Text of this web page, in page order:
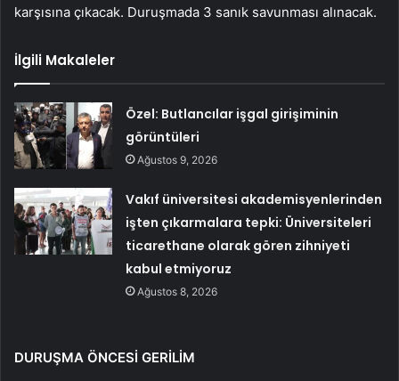
karşısına çıkacak. Duruşmada 3 sanık savunması alınacak.
İlgili Makaleler
Özel: Butlancılar işgal girişiminin
görüntüleri
Ağustos 9, 2026
Vakıf üniversitesi akademisyenlerinden
işten çıkarmalara tepki: Üniversiteleri
ticarethane olarak gören zihniyeti
kabul etmiyoruz
Ağustos 8, 2026
DURUŞMA ÖNCESİ GERİLİM